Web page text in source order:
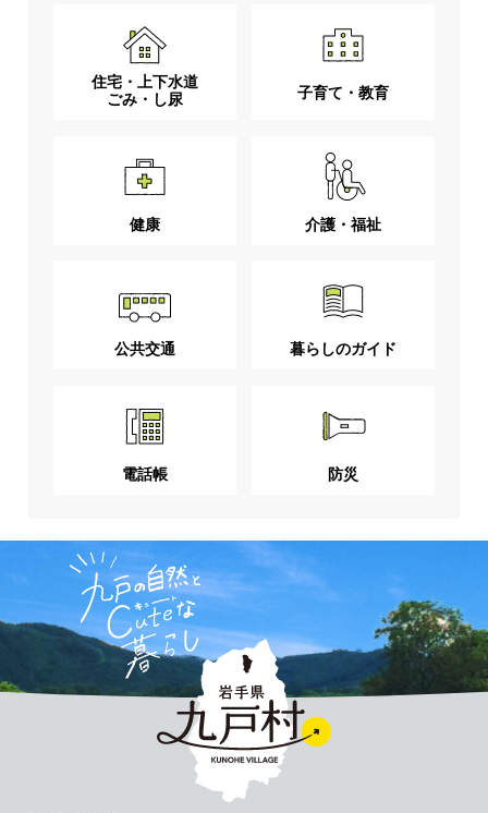
住宅・上下水道
ごみ・し尿
子育て・教育
健康 介護・福祉
公共交通 暮らしのガイド
電話帳 防災